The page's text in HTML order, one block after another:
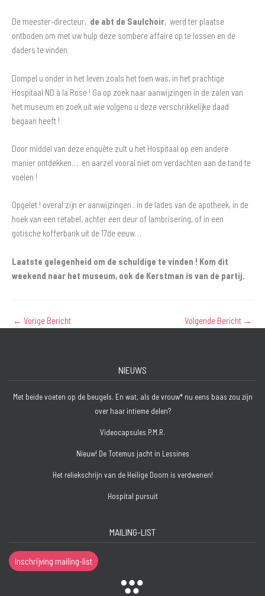
De meester-directeur, de abt de Saulchoir, werd ter plaatse
ontboden om met uw hulp deze sombere affaire op te lossen en de
daders te vinden.
Dompel u onder in het leven zoals het toen was, in het prachtige
Hospitaal ND à la Rose ! Ga op zoek naar aanwijzingen in de zalen van
het museum en zoek uit wie volgens u deze verschrikkelijke daad
begaan heeft !
Door middel van deze enquête zult u het Hospitaal op een andere
manier ontdekken… en aarzel vooral niet om verdachten aan de tand te
voelen !
Opgelet ! overal zijn er aanwijzingen : in de lades van de apotheek, in de
hoek van een retabel, achter een deur of lambrisering, of in een
gotische kofferbank uit de 17de eeuw…
Laatste gelegenheid om de schuldige te vinden ! Kom dit
weekend naar het museum, ook de Kerstman is van de partij.
← Vorige Bericht Volgende Bericht →
NIEUWS
Met beide voeten op de beugels. En wat, als de vrouw* nu eens baas zou zijn
over haar intieme delen?
Videocapsules P.M.R.
Nieuw! De Totemus jacht in Lessines
Het reliekschrijn van de Heilige Doorn is verdwenen!
Hospital pursuit
MAILING-LIST
Inschrijving mailing-list